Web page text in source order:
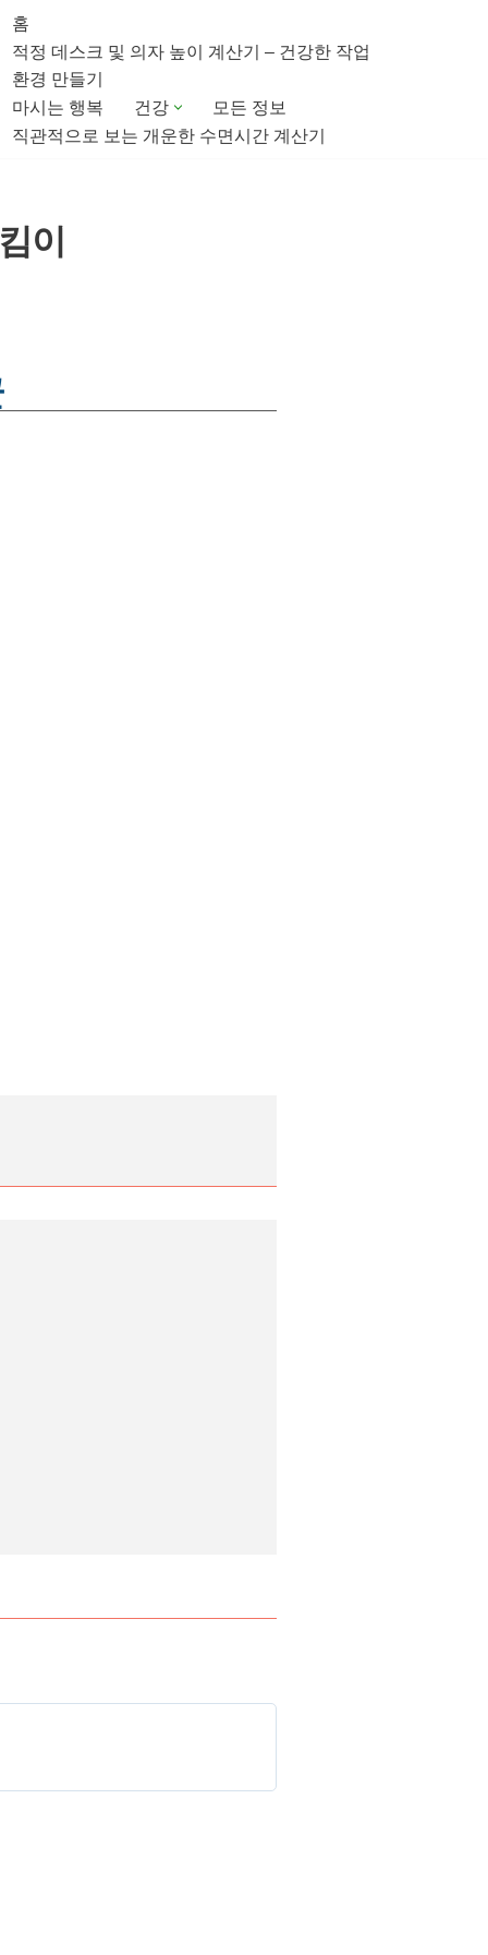
홈
적정 데스크 및 의자 높이 계산기 – 건강한 작업
환경 만들기
마시는 행복
건강
모든 정보
직관적으로 보는 개운한 수면시간 계산기
이